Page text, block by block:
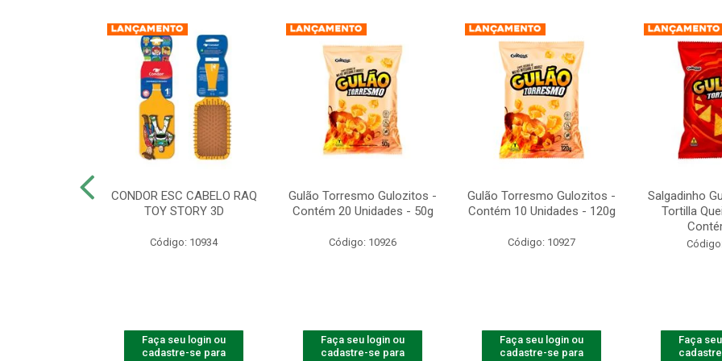
CONDOR ESC CABELO RAQ
TOY STORY 3D
Código: 10934
Faça seu login ou
cadastre-se para
Gulão Torresmo Gulozitos -
Contém 20 Unidades - 50g
Código: 10926
Faça seu login ou
cadastre-se para
Gulão Torresmo Gulozitos -
Contém 10 Unidades - 120g
Código: 10927
Faça seu login ou
cadastre-se para
Salgadinho
Tortilla
Faça